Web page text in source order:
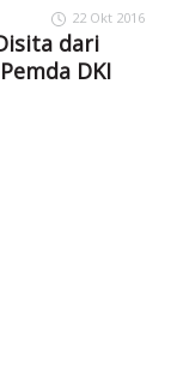
22 Okt 2016
dari
DKI